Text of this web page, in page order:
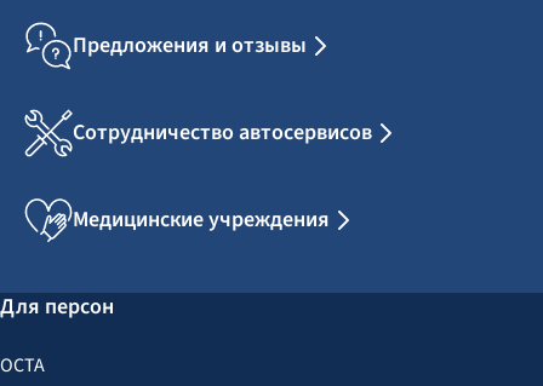
Предложения и отзывы
Сотрудничество автосервисов
Медицинские учреждения
Для персон
OCTA